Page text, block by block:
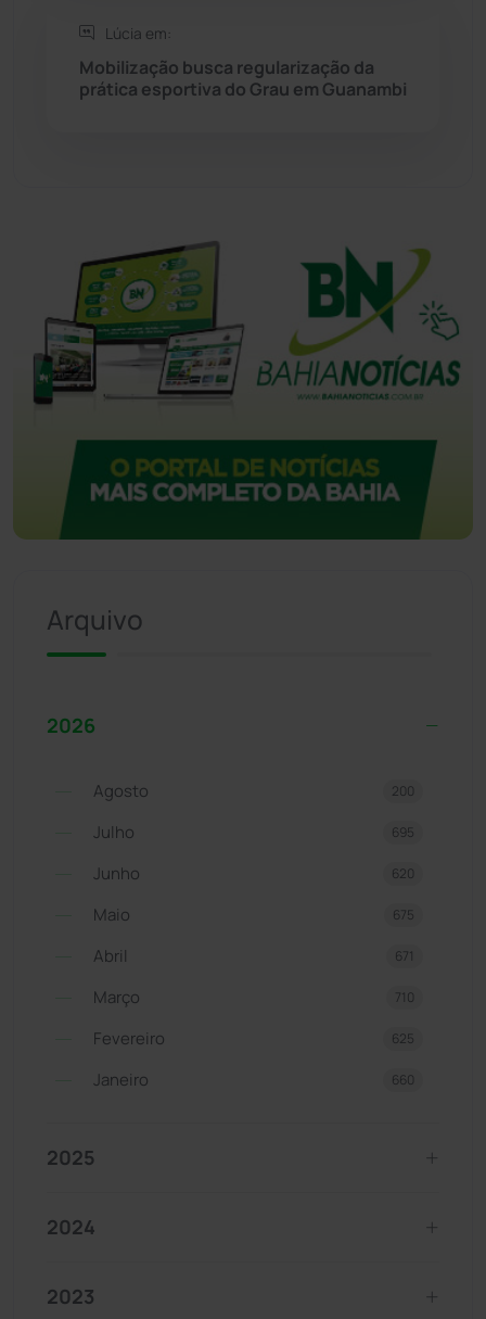
Lúcia em:
Mobilização busca regularização da
prática esportiva do Grau em Guanambi
Arquivo
2026
Agosto 200
Julho 695
Junho 620
Maio 675
Abril 671
Março 710
Fevereiro 625
Janeiro 660
2025
2024
2023